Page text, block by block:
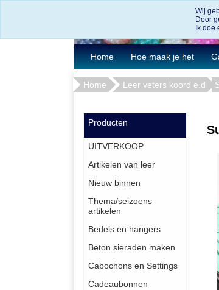
Home Hoe maak je het
Home Leer veters koord e.d
Producten
UITVERKOOP
Artikelen van leer
Nieuw binnen
Thema/seizoens
artikelen
Bedels en hangers
Beton sieraden maken
Cabochons en Settings
Cadeaubonnen
Wij
Door
Ik